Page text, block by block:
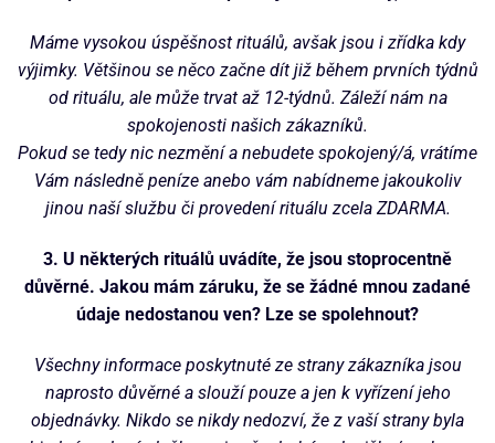
Máme vysokou úspěšnost rituálů, avšak jsou i zřídka kdy
výjimky. Většinou se něco začne dít již během prvních týdnů
od rituálu, ale může trvat až 12-týdnů. Záleží nám na
spokojenosti našich zákazníků.
Pokud se tedy nic nezmění a nebudete spokojený/á, vrátíme
Vám následně peníze anebo vám nabídneme jakoukoliv
jinou naší službu či provedení rituálu zcela ZDARMA.
3. U některých rituálů uvádíte, že jsou stoprocentně
důvěrné. Jakou mám záruku, že se žádné mnou zadané
údaje nedostanou ven? Lze se spolehnout?
Všechny informace poskytnuté ze strany zákazníka jsou
naprosto důvěrné a slouží pouze a jen k vyřízení jeho
objednávky. Nikdo se nikdy nedozví, že z vaší strany byla